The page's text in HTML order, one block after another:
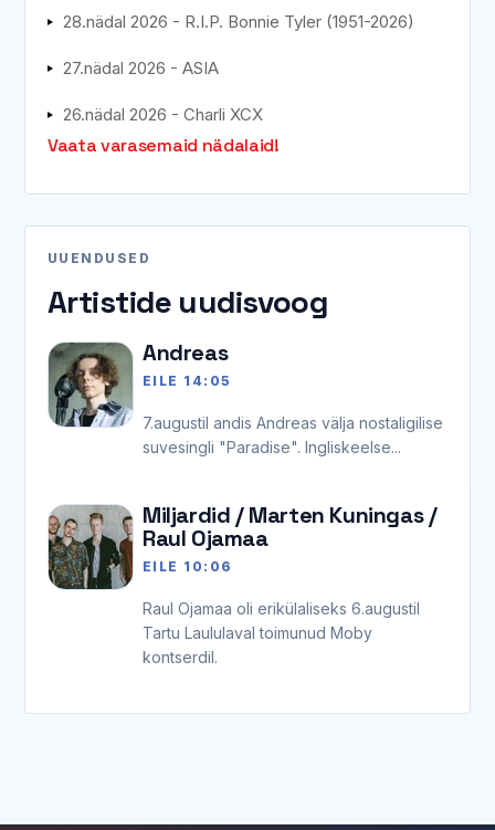
28.nädal 2026 - R.I.P. Bonnie Tyler (1951-2026)
27.nädal 2026 - ASIA
26.nädal 2026 - Charli XCX
Vaata varasemaid nädalaid!
UUENDUSED
Artistide uudisvoog
EILE 14:05
Andreas
7.augustil andis Andreas välja nostaligilise
suvesingli "Paradise". Ingliskeelse...
EILE 10:06
Miljardid / Marten Kuningas /
Raul Ojamaa
Raul Ojamaa oli erikülaliseks 6.augustil
Tartu Laululaval toimunud Moby
kontserdil.